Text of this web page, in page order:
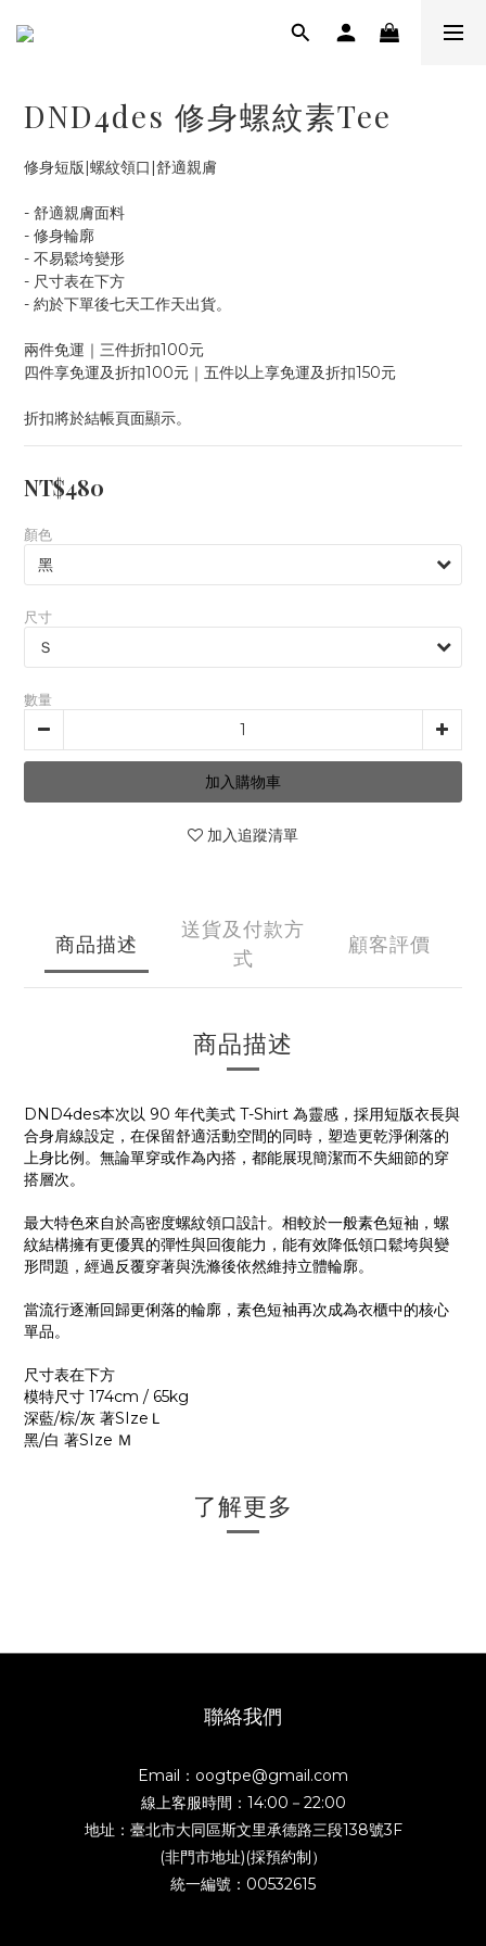
DND4des 修身螺紋素Tee
修身短版|螺紋領口|舒適親膚
- 舒適親膚面料
- 修身輪廓
- 不易鬆垮變形
- 尺寸表在下方
- 約於下單後七天工作天出貨。
兩件免運｜三件折扣100元
四件享免運及折扣100元｜五件以上享免運及折扣150元
折扣將於結帳頁面顯示。
NT$480
顏色
尺寸
數量
加入購物車
加入追蹤清單
商品描述
送貨及付款方
式
顧客評價
商品描述
DND4des本次以 90 年代美式 T-Shirt 為靈感，採用短版衣長與
合身肩線設定，在保留舒適活動空間的同時，塑造更乾淨俐落的
上身比例。無論單穿或作為內搭，都能展現簡潔而不失細節的穿
搭層次。
最大特色來自於高密度螺紋領口設計。相較於一般素色短袖，螺
紋結構擁有更優異的彈性與回復能力，能有效降低領口鬆垮與變
形問題，經過反覆穿著與洗滌後依然維持立體輪廓。
當流行逐漸回歸更俐落的輪廓，素色短袖再次成為衣櫃中的核心
單品。
尺寸表在下方
模特尺寸 174cm / 65kg
深藍/棕/灰 著SIzeＬ
黑/白 著SIze Ｍ
了解更多
聯絡我們
Email：oogtpe@gmail.com
線上客服時間：14:00－22:00
地址：臺北市大同區斯文里承德路三段138號3F
(非門市地址)(採預約制）
統一編號：00532615